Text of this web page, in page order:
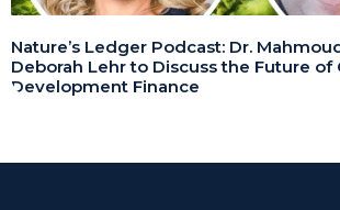
Nature’s Ledger Podcast: Dr.
Deborah Lehr to Discuss the Future of
Development Finance